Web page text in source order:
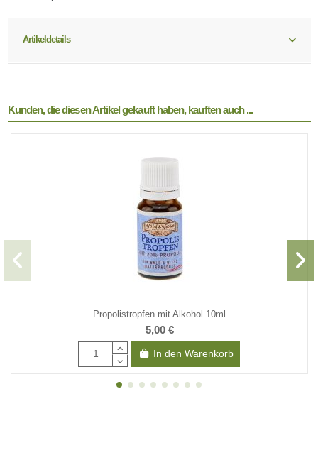
Artikeldetails
Kunden, die diesen Artikel gekauft haben, kauften auch ...
Propolistropfen mit Alkohol 10ml
5,00 €
In den Warenkorb